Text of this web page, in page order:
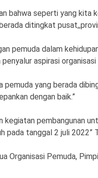
bahwa seperti yang kita
ditingkat
pemuda dalam
aspirasi
pemuda yang berada
dengan baik.”
kegiatan pembangunan
pada tanggal 2 juli 2022”
Organisasi Pemuda,